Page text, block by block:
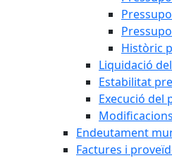
Històric
Liquidació
Estabilitat
Execució del
Endeutament
Factures i